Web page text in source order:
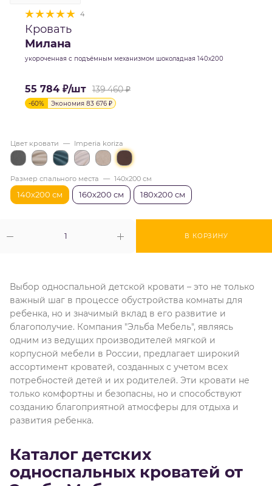
4
Кровать
Милана
укороченная с подъёмным механизмом шоколадная 140х200
55 784 ₽/шт 139 460₽
-60% Экономия 83 676 ₽
В КОРЗИНУ
Цвет кровати — Imperia koriza
Размер спального места — 140х200 см
140х200 см 160х200 см 180х200 см
Выбор односпальной детской кровати – это не только
важный шаг в процессе обустройства комнаты для
ребенка, но и значимый вклад в его развитие и
благополучие. Компания "Эльба Мебель", являясь
одним из ведущих производителей мягкой и
корпусной мебели в России, предлагает широкий
ассортимент кроватей, созданных с учетом всех
потребностей детей и их родителей. Эти кровати не
только комфортны и безопасны, но и способствуют
созданию благоприятной атмосферы для отдыха и
развития ребенка.
Каталог детских
односпальных кроватей от